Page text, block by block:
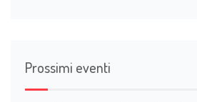
Prossimi eventi